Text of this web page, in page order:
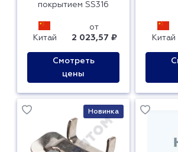
покрытием SS316
Китай
от
2 023,57 ₽
Смотреть
цены
Китай
Новинка